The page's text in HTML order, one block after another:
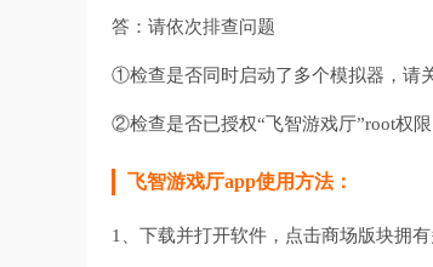
答：请依次排查问题
①检查是否同时启动了多个模拟器，请
②检查是否已授权“飞智游戏厅”root权
飞智游戏厅app使用方法：
1、下载并打开软件，点击商场版块拥